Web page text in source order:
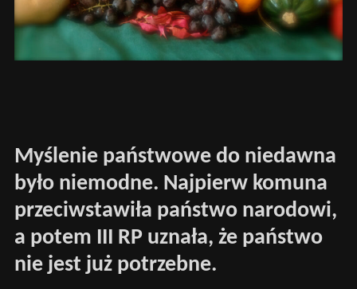
Myślenie państwowe do niedawna
było niemodne. Najpierw komuna
przeciwstawiła państwo narodowi,
a potem III RP uznała, że państwo
nie jest już potrzebne.